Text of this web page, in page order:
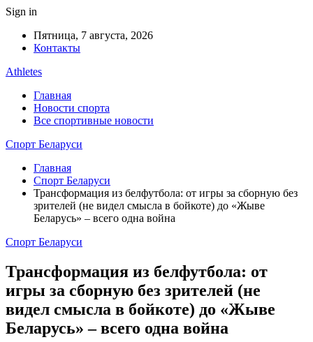
Sign in
Пятница, 7 августа, 2026
Контакты
Athletes
Главная
Новости спорта
Все спортивные новости
Спорт Беларуси
Главная
Спорт Беларуси
Трансформация из белфутбола: от игры за сборную без
зрителей (не видел смысла в бойкоте) до «Жыве
Беларусь» – всего одна война
Спорт Беларуси
Трансформация из белфутбола: от
игры за сборную без зрителей (не
видел смысла в бойкоте) до «Жыве
Беларусь» – всего одна война